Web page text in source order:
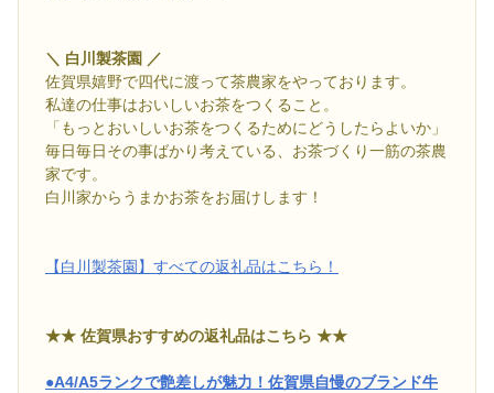
＼ 白川製茶園 ／
佐賀県嬉野で四代に渡って茶農家をやっております。
私達の仕事はおいしいお茶をつくること。
「もっとおいしいお茶をつくるためにどうしたらよいか」
毎日毎日その事ばかり考えている、お茶づくり一筋の茶農
家です。
白川家からうまかお茶をお届けします！
【白川製茶園】すべての返礼品はこちら！
★★ 佐賀県おすすめの返礼品はこちら ★★
●A4/A5ランクで艶差しが魅力！佐賀県自慢のブランド牛